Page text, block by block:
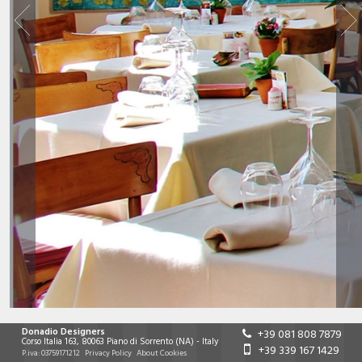
Donadio Designers
Corso Italia 163, 80063 Piano di Sorrento(NA)-Italy
P.iva:03759171212 Privacy Policy About Cookies
+39 081 808 7879
+39 339 167 1429